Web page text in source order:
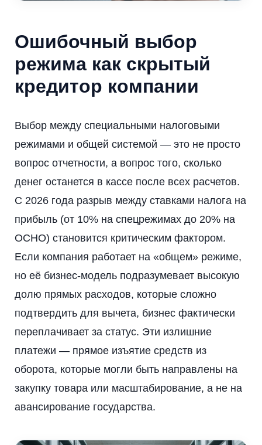
Ошибочный выбор
режима как скрытый
кредитор компании
Выбор между специальными налоговыми
режимами и общей системой — это не просто
вопрос отчетности, а вопрос того, сколько
денег останется в кассе после всех расчетов.
С 2026 года разрыв между ставками налога на
прибыль (от 10% на спецрежимах до 20% на
ОСНО) становится критическим фактором.
Если компания работает на «общем» режиме,
но её бизнес-модель подразумевает высокую
долю прямых расходов, которые сложно
подтвердить для вычета, бизнес фактически
переплачивает за статус. Эти излишние
платежи — прямое изъятие средств из
оборота, которые могли быть направлены на
закупку товара или масштабирование, а не на
авансирование государства.